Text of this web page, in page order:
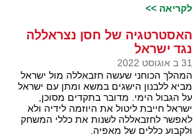
לקריאה >>
האסטרטגיה של חסן נצראללה
נגד ישראל
31 ב אוגוסט 2022
המהלך הכוחני שעשה חזבאללה מול ישראל
מביא ללבנון הישגים במשא ומתן עם ישראל
על הגבול הימי. מדובר בתקדים מסוכן,
ישראל חייבת ליטול את היוזמה לידיה ולא
לאפשר לחזבאללה לשנות את כללי המשחק
ולקבוע כללים של מאפיה.